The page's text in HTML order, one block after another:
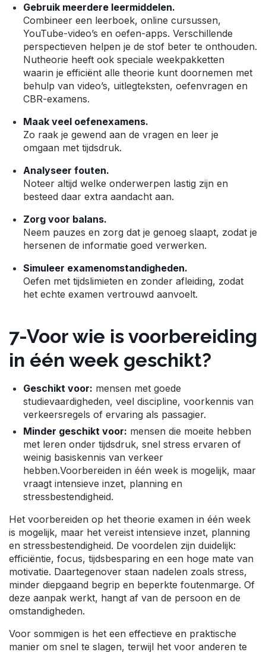
Gebruik meerdere leermiddelen.
Combineer een leerboek, online cursussen,
YouTube-video’s en oefen-apps. Verschillende
perspectieven helpen je de stof beter te onthouden.
Nutheorie heeft ook speciale weekpakketten
waarin je efficiënt alle theorie kunt doornemen met
behulp van video’s, uitlegteksten, oefenvragen en
CBR-examens.
Maak veel oefenexamens.
Zo raak je gewend aan de vragen en leer je
omgaan met tijdsdruk.
Analyseer fouten.
Noteer altijd welke onderwerpen lastig zijn en
besteed daar extra aandacht aan.
Zorg voor balans.
Neem pauzes en zorg dat je genoeg slaapt, zodat je
hersenen de informatie goed verwerken.
Simuleer examenomstandigheden.
Oefen met tijdslimieten en zonder afleiding, zodat
het echte examen vertrouwd aanvoelt.
7-Voor wie is voorbereiding
in één week geschikt?
Geschikt voor: mensen met goede
studievaardigheden, veel discipline, voorkennis van
verkeersregels of ervaring als passagier.
Minder geschikt voor: mensen die moeite hebben
met leren onder tijdsdruk, snel stress ervaren of
weinig basiskennis van verkeer
hebben.Voorbereiden in één week is mogelijk, maar
vraagt intensieve inzet, planning en
stressbestendigheid.
Het voorbereiden op het theorie examen in één week
is mogelijk, maar het vereist intensieve inzet, planning
en stressbestendigheid. De voordelen zijn duidelijk:
efficiëntie, focus, tijdsbesparing en een hoge mate van
motivatie. Daartegenover staan nadelen zoals stress,
minder diepgaand begrip en beperkte foutenmarge. Of
deze aanpak werkt, hangt af van de persoon en de
omstandigheden.
Voor sommigen is het een effectieve en praktische
manier om snel te slagen, terwijl het voor anderen te